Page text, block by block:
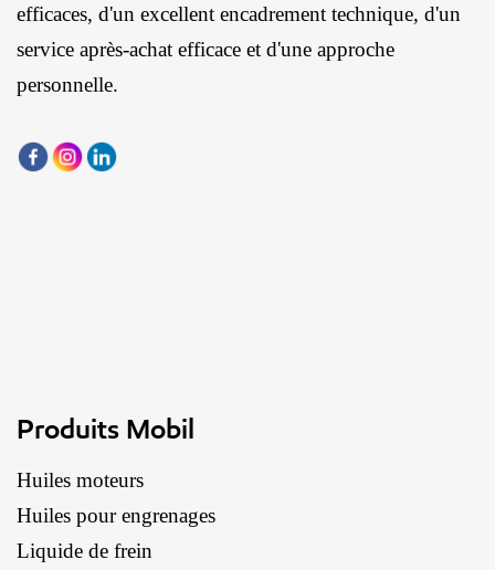
efficaces, d'un excellent encadrement technique, d'un
service après-achat efficace et d'une approche
personnelle.
Produits Mobil
Huiles moteurs
Huiles pour engrenages
Liquide de frein